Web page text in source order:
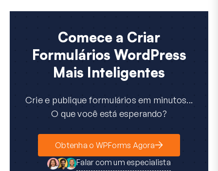
Comece a Criar
Formulários WordPress
Mais Inteligentes
Crie e publique formulários em minutos...
O que você está esperando?
Obtenha o WPForms Agora
Falar com um especialista